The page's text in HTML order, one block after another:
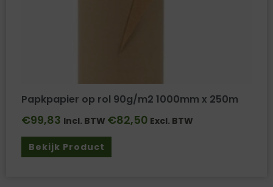
Papkpapier op rol 90g/m2 1000mm x 250m
€99,83 Incl. BTW €82,50 Excl. BTW
Bekijk Product